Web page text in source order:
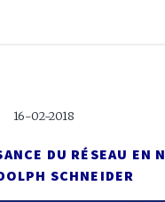
16-02-2018
DU RÉSEAU EN N
SCHNEIDER